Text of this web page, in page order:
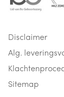
Disclaimer
Alg.
Sitemap